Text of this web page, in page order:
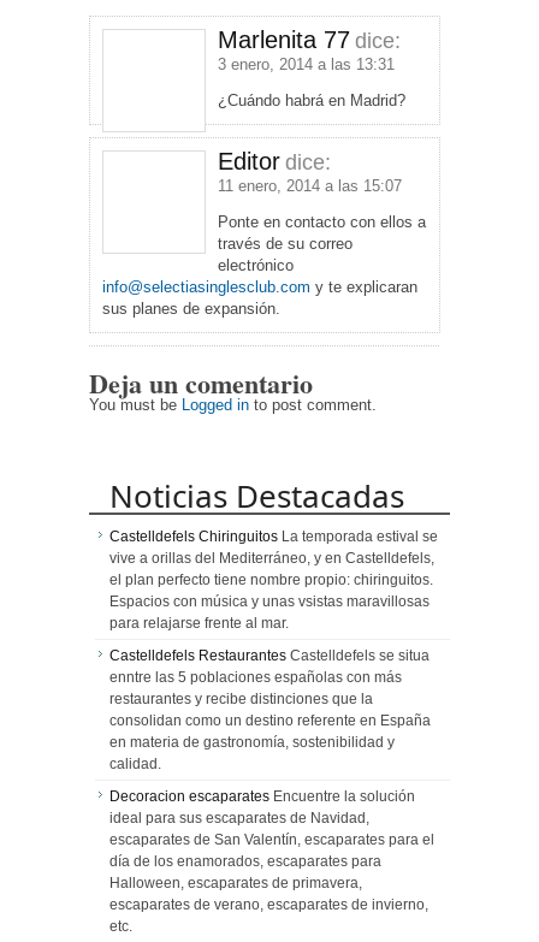
todo lo alto
aniversario
icónico
Salón
Bonanova
Marlenita 77 dice:
3 enero, 2014 a las 13:31
¿Cuándo habrá en Madrid?
Editor dice:
11 enero, 2014 a las 15:07
Ponte en contacto con ellos a
través de su correo
electrónico
info@selectiasinglesclub.com y te explicaran
sus planes de expansión.
Deja un comentario
You must be Logged in to post comment.
Noticias Destacadas
Castelldefels Chiringuitos La temporada estival se
vive a orillas del Mediterráneo, y en Castelldefels,
el plan perfecto tiene nombre propio: chiringuitos.
Espacios con música y unas vsistas maravillosas
para relajarse frente al mar.
Castelldefels Restaurantes Castelldefels se situa
enntre las 5 poblaciones españolas con más
restaurantes y recibe distinciones que la
consolidan como un destino referente en España
en materia de gastronomía, sostenibilidad y
calidad.
Decoracion escaparates Encuentre la solución
ideal para sus escaparates de Navidad,
escaparates de San Valentín, escaparates para el
día de los enamorados, escaparates para
Halloween, escaparates de primavera,
escaparates de verano, escaparates de invierno,
etc.